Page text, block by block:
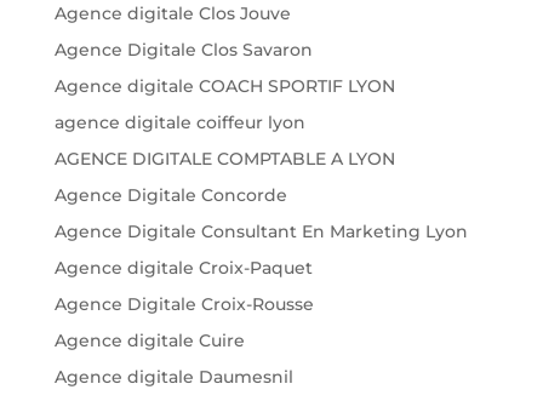
Agence digitale Clos Jouve
Agence Digitale Clos Savaron
Agence digitale COACH SPORTIF LYON
agence digitale coiffeur lyon
AGENCE DIGITALE COMPTABLE A LYON
Agence Digitale Concorde
Agence Digitale Consultant En Marketing Lyon
Agence digitale Croix-Paquet
Agence Digitale Croix-Rousse
Agence digitale Cuire
Agence digitale Daumesnil